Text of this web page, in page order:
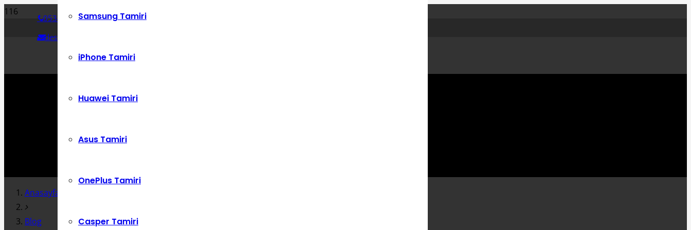
0534 392 72 86
destek@cepustam.com
Samsung Tamiri
iPhone Tamiri
Huawei Tamiri
Asus Tamiri
OnePlus Tamiri
Casper Tamiri
Anasayfa
Blog